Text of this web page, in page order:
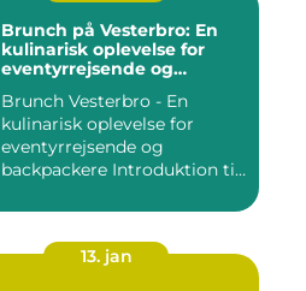
Brunch på Vesterbro: En
kulinarisk oplevelse for
eventyrrejsende og
Brunch Vesterbro - En
kulinarisk oplevelse for
eventyrrejsende og
backpackere Introduktion til
13. jan